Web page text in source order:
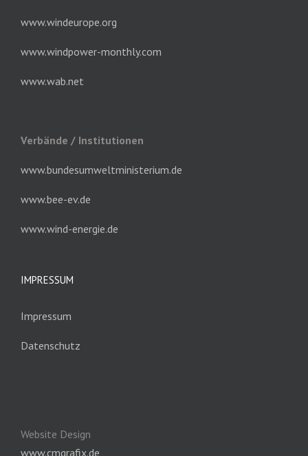
www.windeurope.org
www.windpower-monthly.com
www.wab.net
Verbände / Institutionen
www.bundesumweltministerium.de
www.bee-ev.de
www.wind-energie.de
IMPRESSUM
Impressum
Datenschutz
Website Design
www.cmgrafix.de